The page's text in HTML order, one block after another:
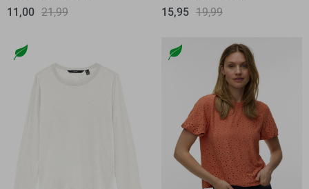
11,00 21,99
15,95 19,99